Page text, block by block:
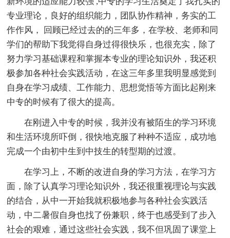
专业理论，良好的组织能力，团队协作精神，务实的工
作作风， 回顾已经过去的的三年多，在学校、老师和同
学们的帮助下我觉得自身过得很快乐，也很充实，除了
努力学习基础课程和掌握本专业的理论知识外，我还积
极参加各种社会实践活动，在这三年多里我明显感觉到
自身在学习成绩、工作能力、思想觉悟等方面比起刚来
中专的时候有了很大的提高。
在刚进入中专的时候，我并没有被陌生的学习环境
和生活环境所吓倒，很快地克服了种种不适应，成功地
完成一个由初中生到中技生的转型期的过渡。
在学习上，不断的改进自身的学习方法，在学习方
面，除了认真学习理论知识外，我还很重视理论与实践
的结合，从中一开始我就积极地参与各种社会实践活
动，中二暑假自身也找了份兼职，终于也感受到了步入
社会的艰难，通过这些社会实践，我不但巩固了课堂上